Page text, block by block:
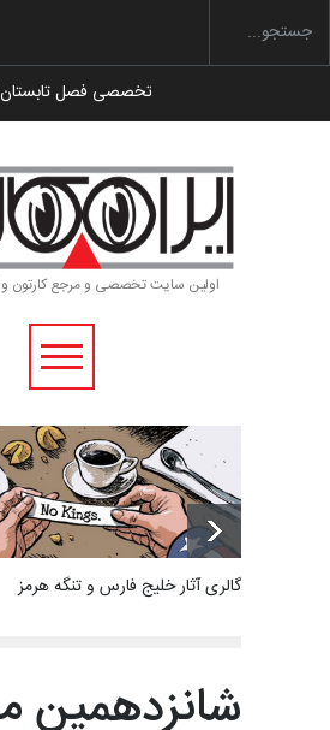
گزارش تصویری آیین اختتامیه و
اولین سایت تخصصی و مرجع کارتون و
گالری آثار خلیج فارس و تنگه هرمز
شانزدهمین